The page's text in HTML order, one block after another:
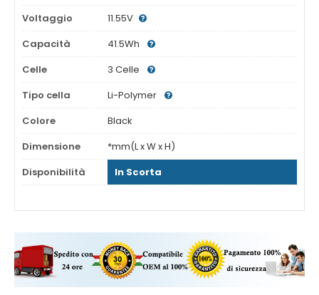
Voltaggio
11.55V
Capacità
41.5Wh
Celle
3 Celle
Tipo cella
Li-Polymer
Colore
Black
Dimensione
*mm(L x W x H)
Disponibilità
In Scorta